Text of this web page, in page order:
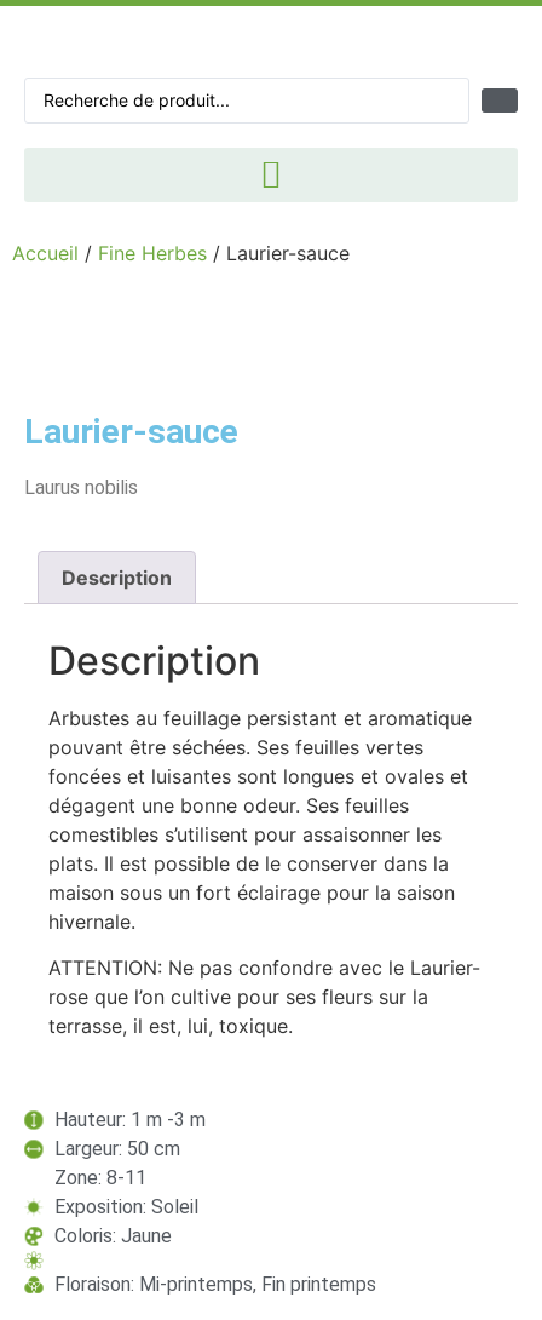
Accueil / Fine Herbes / Laurier-sauce
Laurier-sauce
Laurus nobilis
Description
Description
Arbustes au feuillage persistant et aromatique
pouvant être séchées. Ses feuilles vertes
foncées et luisantes sont longues et ovales et
dégagent une bonne odeur. Ses feuilles
comestibles s’utilisent pour assaisonner les
plats. Il est possible de le conserver dans la
maison sous un fort éclairage pour la saison
hivernale.
ATTENTION: Ne pas confondre avec le Laurier-
rose que l’on cultive pour ses fleurs sur la
terrasse, il est, lui, toxique.
Hauteur: 1 m -3 m
Largeur: 50 cm
Zone: 8-11
Exposition: Soleil
Coloris: Jaune
Floraison: Mi-printemps, Fin printemps